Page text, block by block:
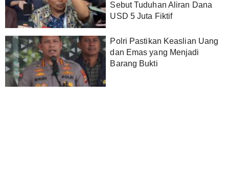
Sebut Tuduhan Aliran Dana
USD 5 Juta Fiktif
Polri Pastikan Keaslian Uang
dan Emas yang Menjadi
Barang Bukti